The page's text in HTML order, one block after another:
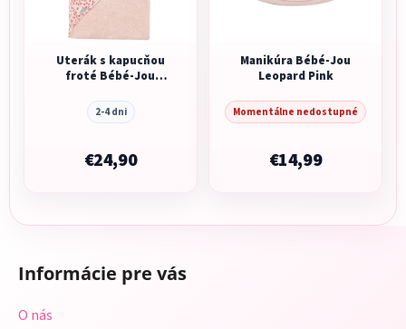
Uterák s kapucňou
froté Bébé-Jou
2-4 dni
€24,90
Manikúra Bébé-Jou
Leopard Pink
Momentálne nedostupné
€14,99
Informácie pre vás
O nás